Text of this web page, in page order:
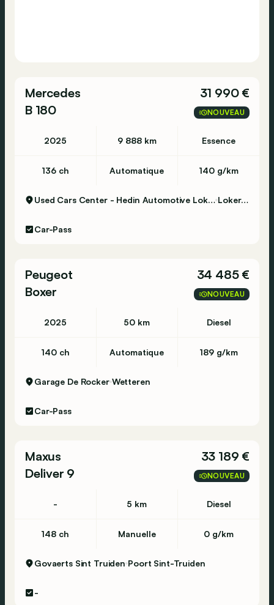
Mercedes
B 180
31 990 €
NOUVEAU
2025 9 888 km Essence
136 ch Automatique 140 g/km
Used Cars Center - Hedin Automotive Lokeren Lokeren
Car-Pass
Peugeot
Boxer
34 485 €
NOUVEAU
2025 50 km Diesel
140 ch Automatique 189 g/km
Garage De Rocker Wetteren
Car-Pass
Maxus
Deliver 9
33 189 €
NOUVEAU
- 5 km Diesel
148 ch Manuelle 0 g/km
Govaerts Sint Truiden Poort Sint-Truiden
-